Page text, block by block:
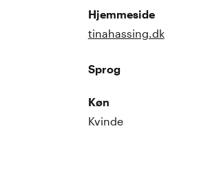
Hjemmeside
tinahassing.dk
Sprog
Køn
Kvinde